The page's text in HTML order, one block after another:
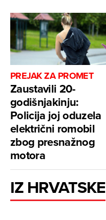
PREJAK ZA PROMET
Zaustavili 20-
godišnjakinju:
Policija joj oduzela
električni romobil
zbog presnažnog
motora
IZ HRVATSKE